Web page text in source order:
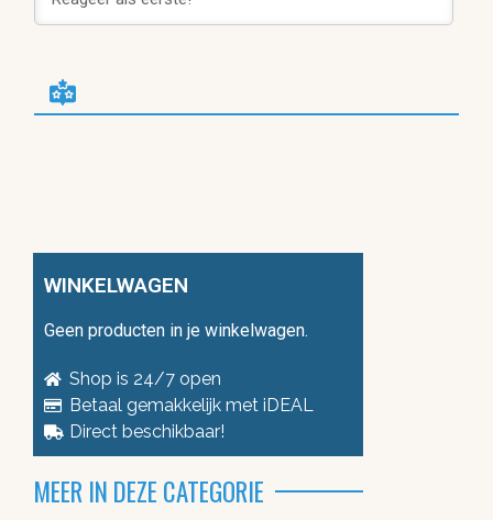
WINKELWAGEN
Geen producten in je winkelwagen.
Shop is 24/7 open
Betaal gemakkelijk met iDEAL
Direct beschikbaar!
MEER IN DEZE CATEGORIE